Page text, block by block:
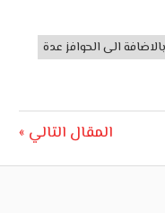
Next
المقال التالي